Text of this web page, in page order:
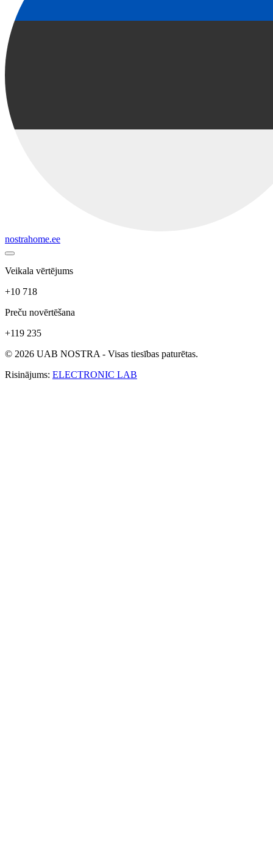
nostrahome.ee
Veikala vērtējums
+10 718
Preču novērtēšana
+119 235
© 2026 UAB NOSTRA - Visas tiesības paturētas.
Risinājums: ELECTRONIC LAB